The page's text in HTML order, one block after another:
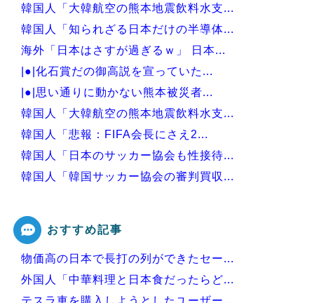
韓国人「大韓航空の熊本地震飲料水支...
韓国人「知られざる日本だけの半導体...
海外「日本はさすが過ぎるｗ」 日本...
|●|化石賞だの御高説を宣っていた...
|●|思い通りに動かない熊本被災者...
韓国人「大韓航空の熊本地震飲料水支...
韓国人「悲報：FIFA会長にさえ2...
韓国人「日本のサッカー協会も性接待...
韓国人「韓国サッカー協会の審判買収...
Powered by livedoor 相互RSS
おすすめ記事
物価高の日本で長打の列ができたセー...
外国人「中華料理と日本食だったらど...
テスラ車を購入しようとしたユーザー...